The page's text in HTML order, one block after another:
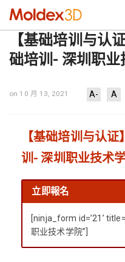
【基础培训与认
础培训- 深圳职业
on 10 月 13, 2021 A- A
【基础培训与认
训- 深圳职业技术
立即報名
[ninja_form id=’21’
职业技术学院”]